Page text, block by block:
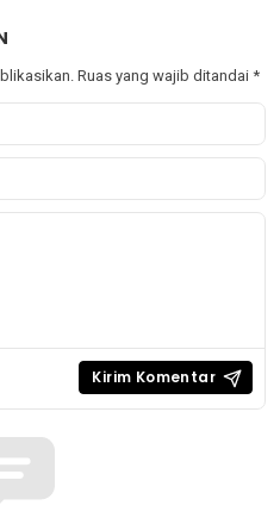
Ruas yang wajib ditandai *